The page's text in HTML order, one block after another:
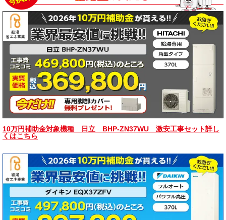
10万円補助金対象機種 日立 BHP-ZN37WU 激安工事セット詳し
くはこちら